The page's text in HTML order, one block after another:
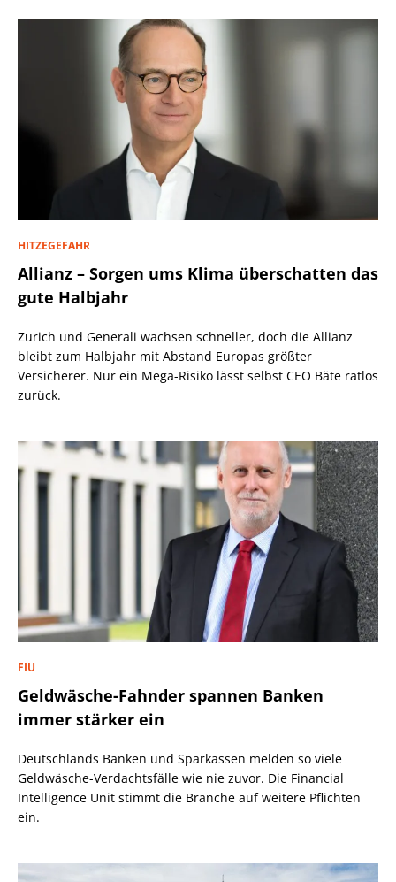
HITZEGEFAHR
Allianz – Sorgen ums Klima überschatten das
gute Halbjahr
Zurich und Generali wachsen schneller, doch die Allianz
bleibt zum Halbjahr mit Abstand Europas größter
Versicherer. Nur ein Mega-Risiko lässt selbst CEO Bäte ratlos
zurück.
FIU
Geldwäsche-Fahnder spannen Banken
immer stärker ein
Deutschlands Banken und Sparkassen melden so viele
Geldwäsche-Verdachtsfälle wie nie zuvor. Die Financial
Intelligence Unit stimmt die Branche auf weitere Pflichten
ein.